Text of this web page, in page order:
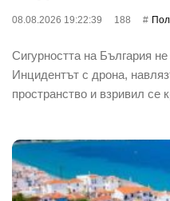
08.08.2026 19:22:39 188
Сигурността на България
Инцидентът с дрона,
пространство и взривил